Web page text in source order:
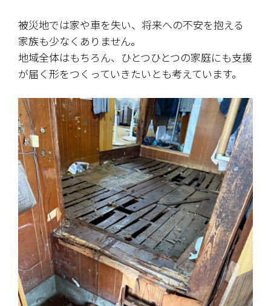
被災地では家や車を失い、将来への不安を抱える
家族も少なくありません。
地域全体はもちろん、ひとつひとつの家庭にも支援
が届く形をつくっていきたいとも考えています。